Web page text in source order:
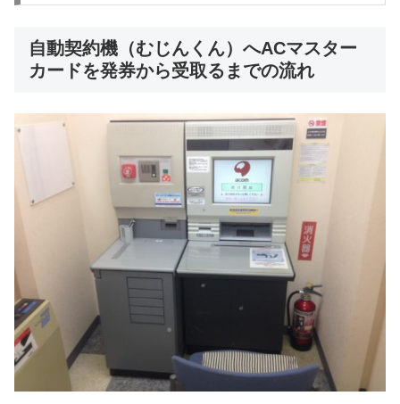
自動契約機（むじんくん）へACマスター
カードを発券から受取るまでの流れ